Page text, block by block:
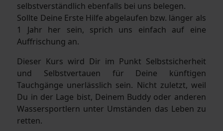
selbstverständlich ebenfalls bei uns belegen.
Sollte Deine Erste Hilfe abgelaufen bzw. länger als
1 Jahr her sein, sprich uns einfach auf eine
Auffrischung an.
Dieser Kurs wird Dir im Punkt Selbstsicherheit
und Selbstvertauen für Deine künftigen
Tauchgänge unerlässlich sein. Nicht zuletzt, weil
Du in der Lage bist, Deinem Buddy oder anderen
Wassersportlern unter Umständen das Leben zu
retten.